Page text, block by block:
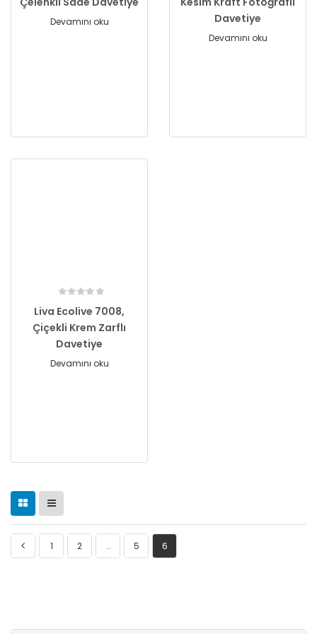
Devamını oku
Davetiye
Devamını oku
Liva Ecolive 7008,
Çiçekli Krem Zarflı
Davetiye
Devamını oku
1 2 … 5 6